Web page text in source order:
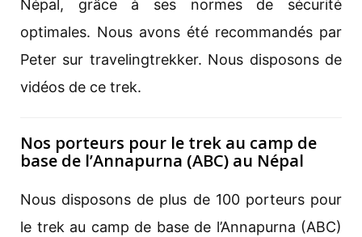
Népal, grâce à ses normes de sécurité
optimales. Nous avons été recommandés par
Peter sur travelingtrekker. Nous disposons de
vidéos de ce trek.
Nos porteurs pour le trek au camp de
base de l’Annapurna (ABC) au Népal
Nous disposons de plus de 100 porteurs pour
le trek au camp de base de l’Annapurna (ABC)